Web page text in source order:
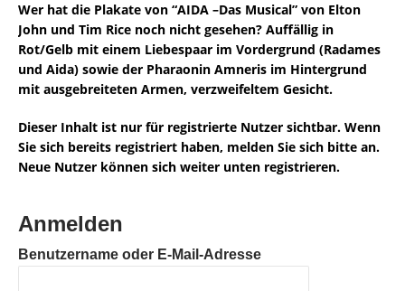
Wer hat die Plakate von “AIDA –Das Musical” von Elton
John und Tim Rice noch nicht gesehen? Auffällig in
Rot/Gelb mit einem Liebespaar im Vordergrund (Radames
und Aida) sowie der Pharaonin Amneris im Hintergrund
mit ausgebreiteten Armen, verzweifeltem Gesicht.
Dieser Inhalt ist nur für registrierte Nutzer sichtbar. Wenn
Sie sich bereits registriert haben, melden Sie sich bitte an.
Neue Nutzer können sich weiter unten registrieren.
Anmelden
Benutzername oder E-Mail-Adresse